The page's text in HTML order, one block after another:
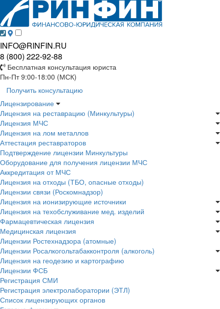
INFO@RINFIN.RU
8 (800) 222-92-88
Бесплатная консультация юриста
Пн-Пт 9:00-18:00 (МСК)
Получить консультацию
Лицензирование
Лицензия на реставрацию (Минкультуры)
Лицензия МЧС
Лицензия на лом металлов
Аттестация реставраторов
Подтверждение лицензии Минкультуры
Оборудование для получения лицензии МЧС
Аккредитация от МЧС
Лицензия на отходы (ТБО, опасные отходы)
Лицензии связи (Роскомнадзор)
Лицензия на ионизирующие источники
Лицензия на техобслуживание мед. изделий
Фармацевтическая лицензия
Медицинская лицензия
Лицензии Ростехнадзора (атомные)
Лицензии Росалкогольтабакконтроля (алкоголь)
Лицензия на геодезию и картографию
Лицензии ФСБ
Регистрация СМИ
Регистрация электролаборатории (ЭТЛ)
Список лицензирующих органов